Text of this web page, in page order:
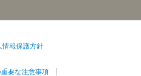
情報保護方針
要な注意事項